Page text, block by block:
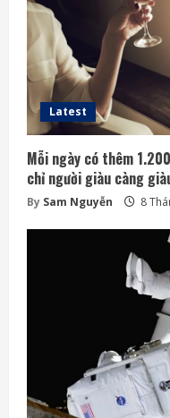
Latest
Mỗi ngày có thêm
chỉ người giàu càng
By Sam Nguyễn 8